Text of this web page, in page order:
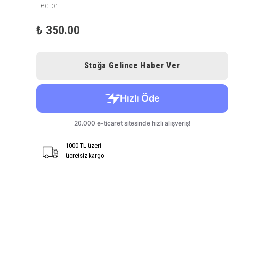
Hector
₺ 350.00
Stoğa Gelince Haber Ver
1000 TL üzeri
ücretsiz kargo